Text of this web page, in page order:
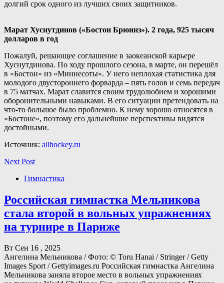
долгий срок одного из лучших своих защитников.
Марат Хуснутдинов («Бостон Брюинз»). 2 года, 925 тысяч
долларов в год
Пожалуй, решающее соглашение в заокеанской карьере
Хуснутдинова. По ходу прошлого сезона, в марте, он перешёл
в «Бостон» из «Миннесоты». У него неплохая статистика для
молодого двустороннего форварда – пять голов и семь передач
в 75 матчах. Марат славится своим трудолюбием и хорошими
оборонительными навыками. В его ситуации претендовать на
что-то большое было проблемно. К нему хорошо относятся в
«Бостоне», поэтому его дальнейшие перспективы видятся
достойными.
Источник: allhockey.ru
Next Post
Гимнастика
Российская гимнастка Мельникова
стала второй в вольных упражнениях
на турнире в Париже
Вт Сен 16 , 2025
Ангелина Мельникова / Фото: © Toru Hanai / Stringer / Getty
Images Sport / Gettyimages.ru Российская гимнастка Ангелина
Мельникова заняла второе место в вольных упражнениях